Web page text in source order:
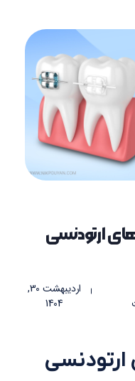
ارتودنسی
اردیبهشت 30,
1404